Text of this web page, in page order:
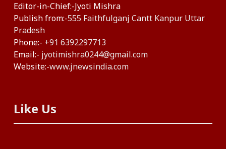
Editor-in-Chief:-Jyoti Mishra
Publish from:-555 Faithfulganj Cantt Kanpur Uttar
Pradesh
Phone:- +91 6392297713
Email:- jyotimishra0244@gmail.com
Website:-www.jnewsindia.com
Like Us